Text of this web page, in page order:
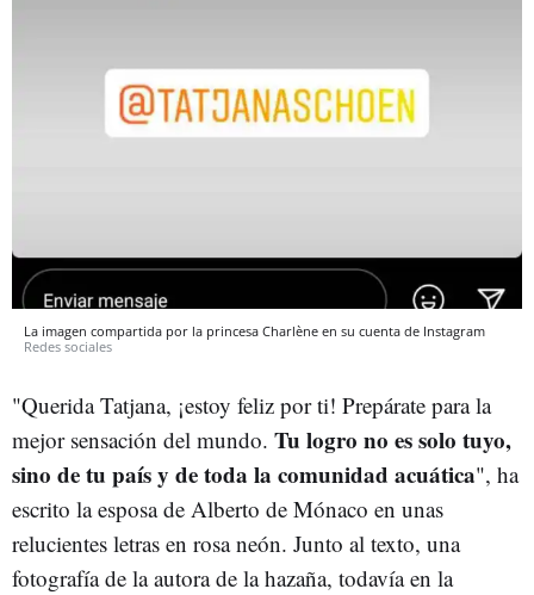
La imagen compartida por la princesa Charlène en su cuenta de Instagram
Redes sociales
"Querida Tatjana, ¡estoy feliz por ti! Prepárate para la
mejor sensación del mundo. Tu logro no es solo tuyo,
sino de tu país y de toda la comunidad acuática", ha
escrito la esposa de Alberto de Mónaco en unas
relucientes letras en rosa neón. Junto al texto, una
fotografía de la autora de la hazaña, todavía en la